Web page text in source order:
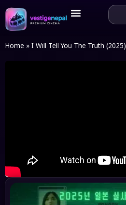
Home » I Will Tell You The Truth (2025)